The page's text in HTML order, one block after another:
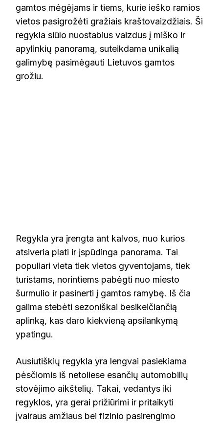
gamtos mėgėjams ir tiems, kurie ieško ramios
vietos pasigrožėti gražiais kraštovaizdžiais. Ši
regykla siūlo nuostabius vaizdus į miško ir
apylinkių panoramą, suteikdama unikalią
galimybę pasimėgauti Lietuvos gamtos
grožiu.
Regykla yra įrengta ant kalvos, nuo kurios
atsiveria plati ir įspūdinga panorama. Tai
populiari vieta tiek vietos gyventojams, tiek
turistams, norintiems pabėgti nuo miesto
šurmulio ir pasinerti į gamtos ramybę. Iš čia
galima stebėti sezoniškai besikeičiančią
aplinką, kas daro kiekvieną apsilankymą
ypatingu.
Ausiutiškių regykla yra lengvai pasiekiama
pėsčiomis iš netoliese esančių automobilių
stovėjimo aikštelių. Takai, vedantys iki
regyklos, yra gerai prižiūrimi ir pritaikyti
įvairaus amžiaus bei fizinio pasirengimo